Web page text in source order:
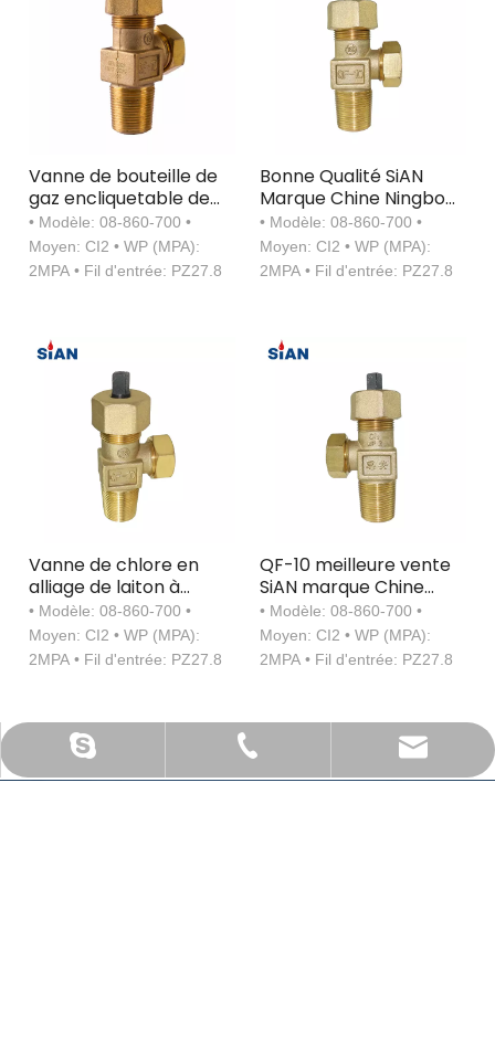
Vanne de bouteille de
gaz encliquetable de
type aiguille en laiton
• Modèle: 08-860-700 •
Moyen: CI2 • WP (MPA):
2MPA • Fil d'entrée: PZ27.8
Bonne Qualité SiAN
Marque Chine Ningbo
FUHUA Usine QF-10 Cl2
Cylindre Aiguille Type
Valve En Laiton
• Modèle: 08-860-700 •
Moyen: CI2 • WP (MPA):
2MPA • Fil d'entrée: PZ27.8
Vanne de chlore en
alliage de laiton à
poussoir QF-10
• Modèle: 08-860-700 •
Moyen: CI2 • WP (MPA):
2MPA • Fil d'entrée: PZ27.8
QF-10 meilleure vente
SiAN marque Chine
FUHUA usine Type
d'aiguille gaz industriel
cylindre de chlore
• Modèle: 08-860-700 •
Moyen: CI2 • WP (MPA):
2MPA • Fil d'entrée: PZ27.8
luoquanxi
+86 571 8768 0216
sales@sianvalve.com